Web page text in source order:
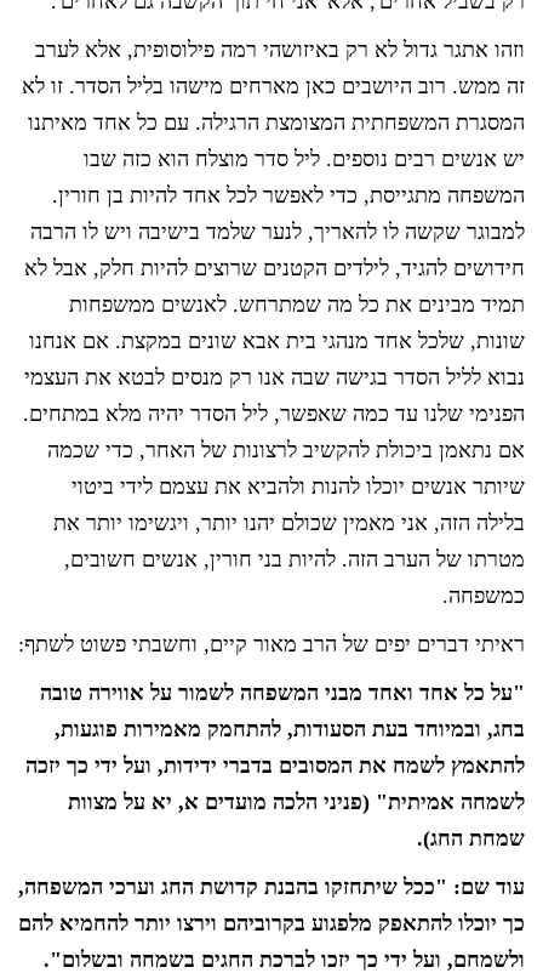
וזהו אתגר גדול לא רק באיזושהי רמה פילוסופית, אלא לערב
זה ממש. רוב היושבים כאן מארחים מישהו בליל הסדר. זו לא
המסגרת המשפחתית המצומצת הרגילה. עם כל אחד מאיתנו
יש אנשים רבים נוספים. ליל סדר מוצלח הוא כזה שבו
המשפחה מתגייסת, כדי לאפשר לכל אחד להיות בן חורין.
למבוגר שקשה לו להאריך, לנער שלמד בישיבה ויש לו הרבה
חידושים להגיד, לילדים הקטנים שרוצים להיות חלק, אבל לא
תמיד מבינים את כל מה שמתרחש. לאנשים ממשפחות
שונות, שלכל אחד מנהגי בית אבא שונים במקצת. אם אנחנו
נבוא לליל הסדר בגישה שבה אנו רק מנסים לבטא את העצמי
הפנימי שלנו עד כמה שאפשר, ליל הסדר יהיה מלא במתחים.
אם נתאמן ביכולת להקשיב לרצונות של האחר, כדי שכמה
שיותר אנשים יוכלו להנות ולהביא את עצמם לידי ביטוי
בלילה הזה, אני מאמין שכולם יהנו יותר, ויגשימו יותר את
מטרתו של הערב הזה. להיות בני חורין, אנשים חשובים,
כמשפחה.
ראיתי דברים יפים של הרב מאור קיים, וחשבתי פשוט לשתף:
"על כל אחד ואחד מבני המשפחה לשמור על אווירה טובה
בחג, ובמיוחד בעת הסעודות, להתחמק מאמירות פוגעות,
להתאמץ לשמח את המסובים בדברי ידידות, ועל ידי כך יזכה
לשמחה אמיתית" (פניני הלכה מועדים א, יא על מצוות
שמחת החג).
עוד שם: "ככל שיתחזקו בהבנת קדושת החג וערכי המשפחה,
כך יוכלו להתאפק מלפגוע בקרוביהם וירצו יותר להחמיא להם
ולשמחם, ועל ידי כך יזכו לברכת החגים בשמחה ובשלום".